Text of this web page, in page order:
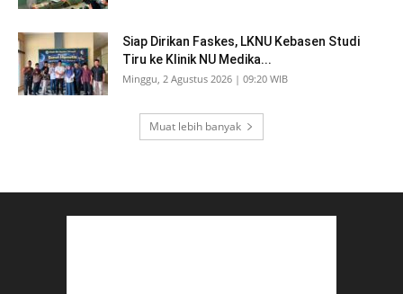
Siap Dirikan Faskes, LKNU Kebasen Studi
Tiru ke Klinik NU Medika...
Minggu, 2 Agustus 2026 | 09:20 WIB
Muat lebih banyak